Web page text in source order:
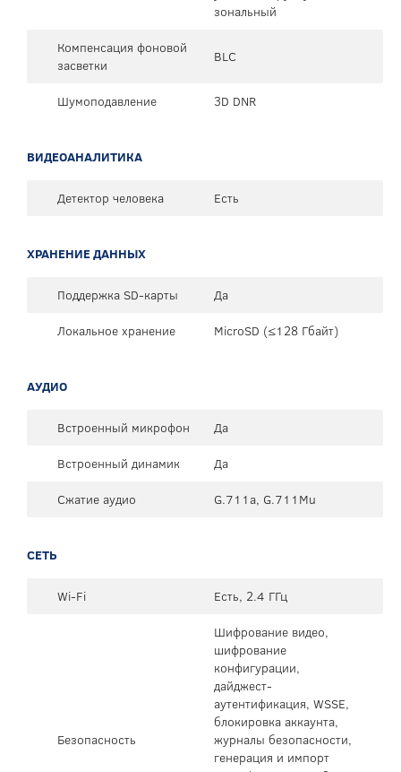
зональный
Компенсация фоновой
засветки
BLC
Шумоподавление 3D DNR
ВИДЕОАНАЛИТИКА
Детектор человека Есть
ХРАНЕНИЕ ДАННЫХ
Поддержка SD-карты
Да
Локальное хранение
MicroSD (≤128 Гбайт)
АУДИО
Встроенный микрофон
Да
Встроенный динамик
Да
Сжатие аудио
G.711a, G.711Mu
СЕТЬ
Wi-Fi Есть, 2.4 ГГц
Безопасность
Шифрование видео,
шифрование
конфигурации,
дайджест-
аутентификация, WSSE,
блокировка аккаунта,
журналы безопасности,
генерация и импорт